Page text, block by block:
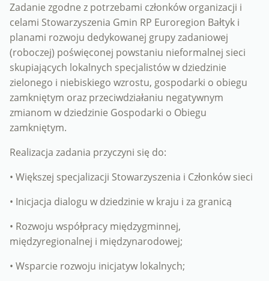
Zadanie zgodne z potrzebami członków organizacji i
celami Stowarzyszenia Gmin RP Euroregion Bałtyk i
planami rozwoju dedykowanej grupy zadaniowej
(roboczej) poświęconej powstaniu nieformalnej sieci
skupiających lokalnych specjalistów w dziedzinie
zielonego i niebiskiego wzrostu, gospodarki o obiegu
zamkniętym oraz przeciwdziałaniu negatywnym
zmianom w dziedzinie Gospodarki o Obiegu
zamkniętym.
Realizacja zadania przyczyni się do:
• Większej specjalizacji Stowarzyszenia i Członków sieci
• Inicjacja dialogu w dziedzinie w kraju i za granicą
• Rozwoju współpracy międzygminnej,
międzyregionalnej i międzynarodowej;
• Wsparcie rozwoju inicjatyw lokalnych;